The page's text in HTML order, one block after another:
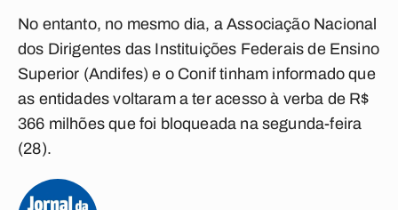
No entanto, no mesmo dia, a Associação Nacional
dos Dirigentes das Instituições Federais de Ensino
Superior (Andifes) e o Conif tinham informado que
as entidades voltaram a ter acesso à verba de R$
366 milhões que foi bloqueada na segunda-feira
(28).